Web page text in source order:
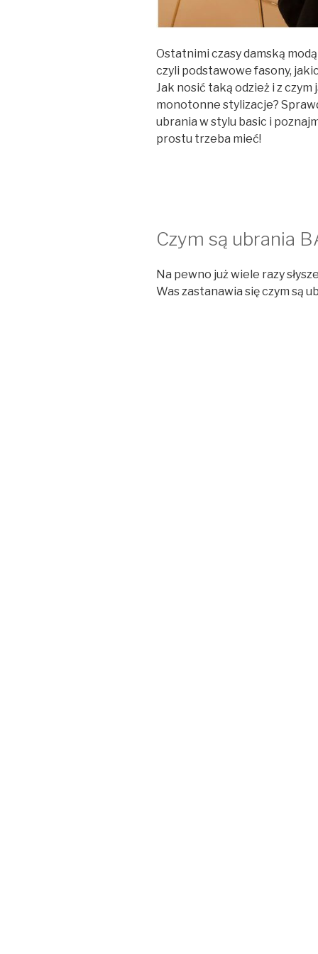
Ostatnimi czasy damską modą
czyli podstawowe fasony,
Jak nosić taką odzież i z czym
monotonne stylizacje?
ubrania w stylu basic i
prostu trzeba mieć!
Czym są ubrania
Na pewno już wiele razy
Was zastanawia się czym są